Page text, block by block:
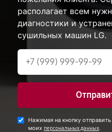
располагает всем
диагностики и
сушильных машин LG.
Нажимая на кнопку
моих персональных данных.